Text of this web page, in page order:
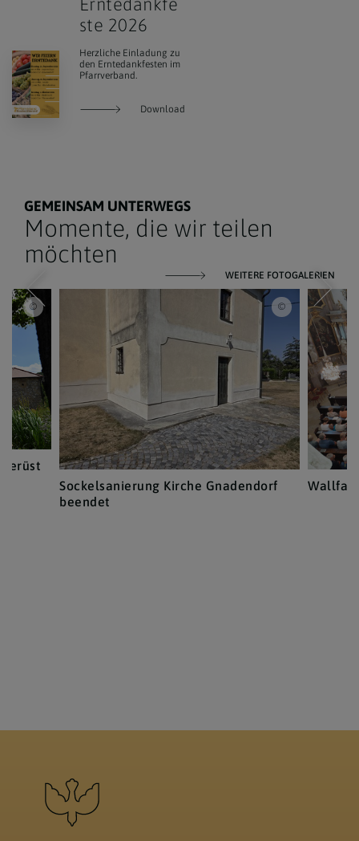
Erntedankfe
ste 2026
Herzliche Einladung zu
den Erntedankfesten im
Pfarrverband.
Download
GEMEINSAM UNTERWEGS
Momente, die wir teilen
möchten
WEITERE FOTOGALERIEN
www.markus-goestl.at www.markus-
Sockelsanierung Kirche Gnadendorf
beendet